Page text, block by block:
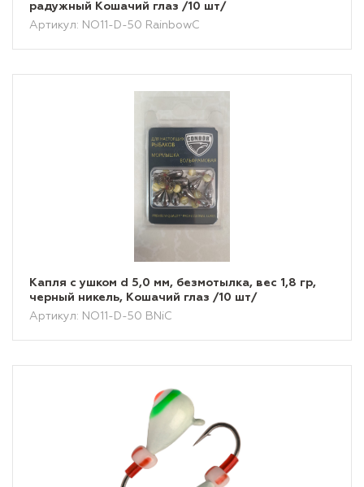
радужный Кошачий глаз /10 шт/
Артикул: NO11-D-50 RainbowC
Капля с ушком d 5,0 мм, безмотылка, вес 1,8 гр,
черный никель, Кошачий глаз /10 шт/
Артикул: NO11-D-50 BNiC